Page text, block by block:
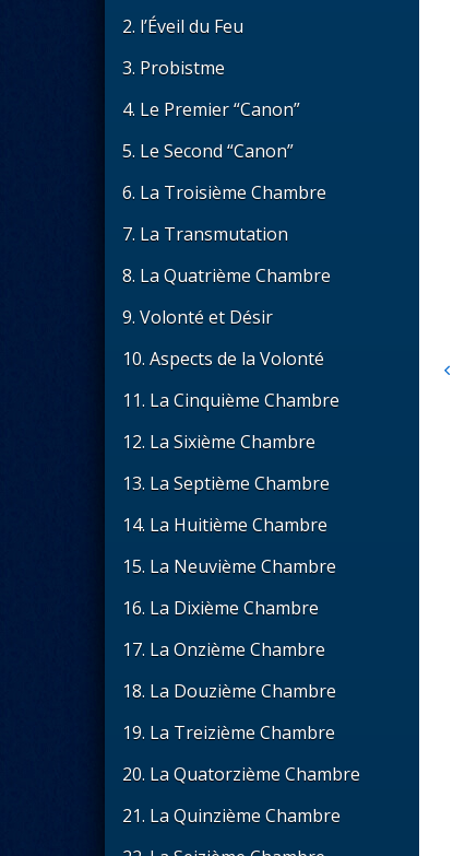
2. l’Éveil du Feu
3. Probistme
4. Le Premier “Canon”
5. Le Second “Canon”
6. La Troisième Chambre
7. La Transmutation
8. La Quatrième Chambre
9. Volonté et Désir
10. Aspects de la Volonté
11. La Cinquième Chambre
12. La Sixième Chambre
13. La Septième Chambre
14. La Huitième Chambre
15. La Neuvième Chambre
16. La Dixième Chambre
17. La Onzième Chambre
18. La Douzième Chambre
19. La Treizième Chambre
20. La Quatorzième Chambre
21. La Quinzième Chambre